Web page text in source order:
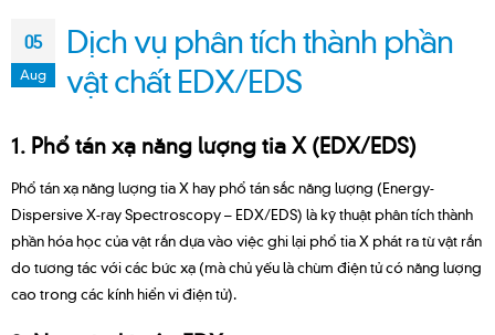
05
Aug
Dịch vụ phân tích thành phần
vật chất EDX/EDS
1. Phổ tán xạ năng lượng tia X (EDX/EDS)
Phổ tán xạ năng lượng tia X hay phổ tán sắc năng lượng (Energy-
Dispersive X-ray Spectroscopy – EDX/EDS) là kỹ thuật phân tích thành
phần hóa học của vật rắn dựa vào việc ghi lại phổ tia X phát ra từ vật rắn
do tương tác với các bức xạ (mà chủ yếu là chùm điện tử có năng lượng
cao trong các kính hiển vi điện tử).